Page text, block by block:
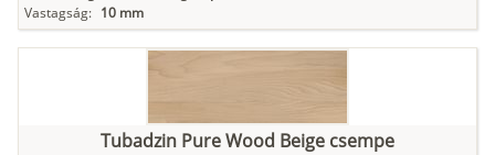
Vastagság: 10 mm
Tubadzin Pure Wood Beige csempe